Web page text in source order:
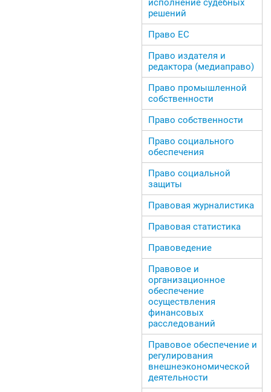
исполнение судебных
решений
Право ЕС
Право издателя и
редактора (медиаправо)
Право промышленной
собственности
Право собственности
Право социального
обеспечения
Право социальной
защиты
Правовая журналистика
Правовая статистика
Правоведение
Правовое и
организационное
обеспечение
осуществления
финансовых
расследований
Правовое обеспечение и
регулирования
внешнеэкономической
деятельности